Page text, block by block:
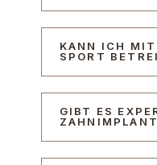
KANN ICH
SPORT
GIBT ES